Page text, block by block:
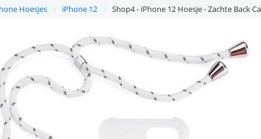
Hoesjes iPhone 12 Shop4 - iPhone 12 Hoesje - Zachte Back